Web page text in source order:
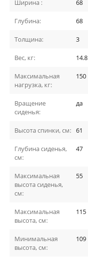
Ширина : 68
Глубина: 68
Толщина: 3
Вес, кг: 14.8
Максимальная
нагрузка, кг:
150
Вращение
сиденья:
да
Высота спинки, см: 61
Глубина сиденья,
см:
47
Максимальная
высота сиденья,
см:
55
Максимальная
высота, см:
115
Минимальная
высота, см:
109